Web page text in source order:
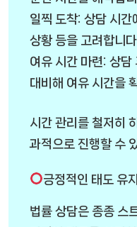
일찍 도착: 상담 시간
상황 등을 고려합니다.
여유 시간 마련: 상담
대비해 여유 시간을
시간 관리를 철저히
과적으로 진행할 수
긍정적인 태도 유지
법률 상담은 종종 스